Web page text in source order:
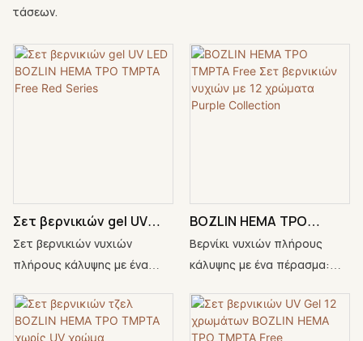
τάσεων.
Σετ βερνικιών gel UV
LED BOZLIN HEMA TPO
TMPTA Free Red Series
Σετ βερνικιών νυχιών
πλήρους κάλυψης με ένα
Hearth, βιώστε το χρώμα με
σιγουριά. Η σύνθεσή μας
BOZLIN HEMA TPO
TMPTA Free Σετ
βερνικιών νυχιών με 12
Collection
Βερνίκι νυχιών πλήρους
κάλυψης με ένα πέρασμα:
βιώστε το χρώμα με
σιγουριά. Η σύνθεσή μας